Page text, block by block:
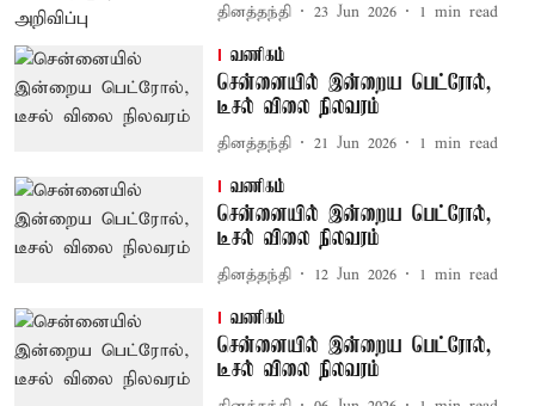
தினத்தந்தி 23 Jun 2026 1 min read
வணிகம்
சென்னையில் இன்றைய பெட்ரோல்,
டீசல் விலை நிலவரம்
தினத்தந்தி 21 Jun 2026 1 min read
வணிகம்
சென்னையில் இன்றைய பெட்ரோல்,
டீசல் விலை நிலவரம்
தினத்தந்தி 12 Jun 2026 1 min read
வணிகம்
சென்னையில் இன்றைய பெட்ரோல்,
டீசல் விலை நிலவரம்